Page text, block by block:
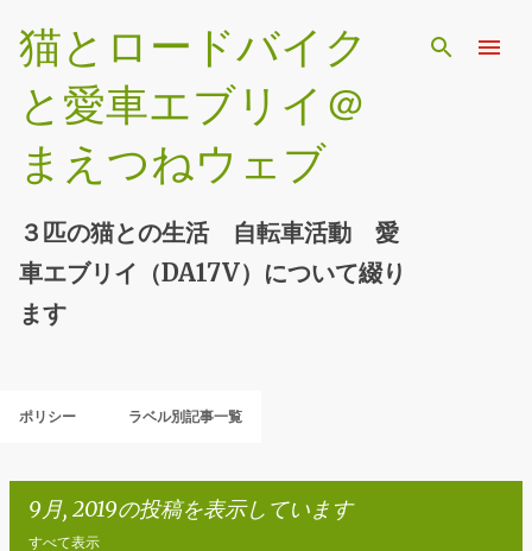
スキップしてメイン コンテンツに移動
猫とロードバイク
と愛車エブリイ＠
まえつねウェブ
３匹の猫との生活 自転車活動 愛
車エブリイ（DA17V）について綴り
ます
ポリシー ラベル別記事一覧
9月, 2019の投稿を表示しています
すべて表示